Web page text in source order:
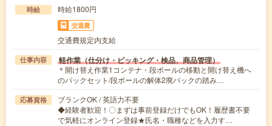
時給 時給1800円
交通費
交通費規定内支給
仕事内容 軽作業（仕分け・ピッキング・検品、商品管理）
＊開け替え作業1コンテナ・段ボールの移動と開け替え機へ
のパックセット/段ボールの解体2廃パックの踏み…
応募資格
ブランクOK / 英語力不要
◆経験者歓迎！〇まずは事前登録だけでもOK！履歴書不要
で気軽にオンライン登録★氏名・職種などを入力す…